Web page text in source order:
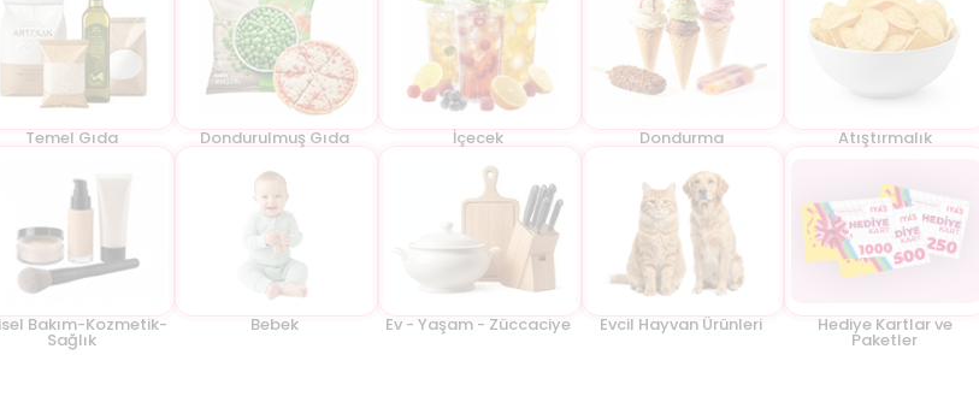
Temel Gıda Dondurulmuş Gıda İçecek Dondurma Atıştırmalık
Bakım-Kozmetik-
Sağlık
Bebek Ev - Yaşam - Züccaciye Evcil Hayvan Ürünleri Hediye Kartlar ve
Paketler